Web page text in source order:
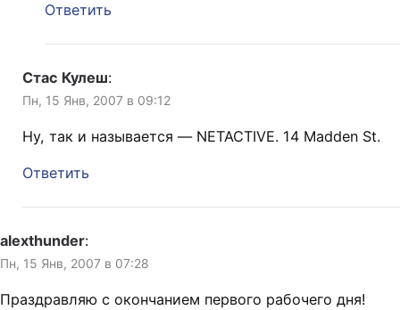
Ответить
Стас Кулеш:
Пн, 15 Янв, 2007 в 09:12
Ну, так и называется — NETACTIVE. 14 Madden St.
Ответить
alexthunder:
Пн, 15 Янв, 2007 в 07:28
Праздравляю с окончанием первого рабочего дня!